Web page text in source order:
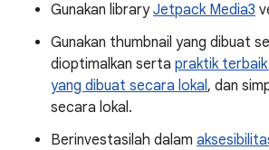
Gunakan libraryJetpack Media3
Gunakan thumbnail yang dibuat
dioptimalkan serta praktik
yang dibuat secara lokal, dan
secara lokal.
Berinvestasilah dalam